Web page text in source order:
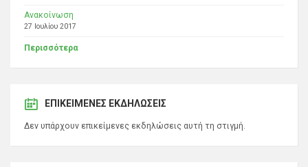
Ανακοίνωση
27 Ιουλίου 2017
Περισσότερα
ΕΠΙΚΕΊΜΕΝΕΣ ΕΚΔΗΛΏΣΕΙΣ
Δεν υπάρχουν επικείμενες εκδηλώσεις αυτή τη στιγμή.